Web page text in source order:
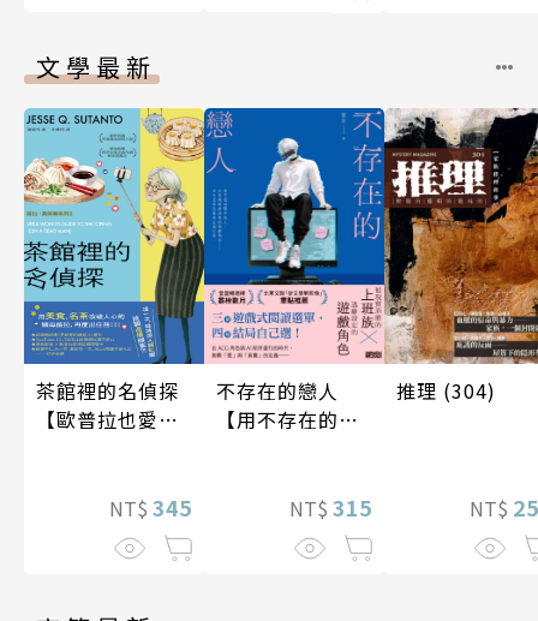
文學最新
茶館裡的名偵探
【歐普拉也愛！
《茶館裡的嫌疑
人》續作】
NT$ 345
不存在的戀人
【用不存在的
NT$ 315
推理 (304)
NT$